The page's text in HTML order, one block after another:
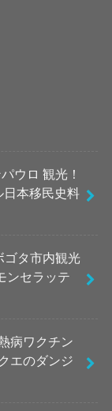
ウロ 観光！
日本移民史料
ゴタ市内観光
ンセラッテ
病ワクチン
エのダンジ